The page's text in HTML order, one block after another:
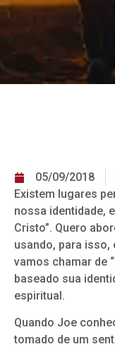
05/09/2018
Existem lugares
nossa identidade,
Cristo”. Quero
usando, para isso,
vamos chamar de
baseado sua
espiritual.
Quando Joe
tomado de um